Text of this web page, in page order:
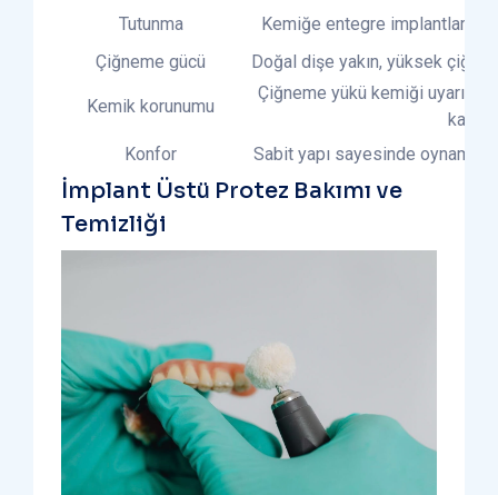
Tutunma
Kemiğe entegre
Çiğneme gücü
Doğal dişe yakın, yüksek
Kemik korunumu
Çiğneme yükü kemiği uyarır,
katkı
Konfor
Sabit yapı sayesinde oynama
İmplant Üstü Protez Bakımı ve
Temizliği